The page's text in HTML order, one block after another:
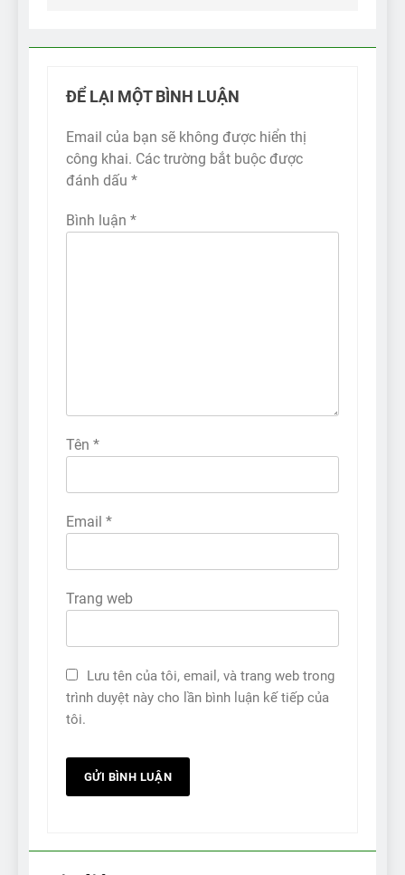
ĐỂ LẠI MỘT BÌNH LUẬN
Email của bạn sẽ không được hiển thị
công khai. Các trường bắt buộc được
đánh dấu *
Bình luận *
Tên *
Email *
Trang web
Lưu tên của tôi, email, và trang web trong
trình duyệt này cho lần bình luận kế tiếp của
tôi.